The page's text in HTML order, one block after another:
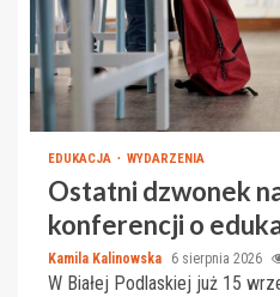
EDUKACJA WYDARZENIA
Ostatni dzwonek
konferencji o
Kamila Kalinowska 6 sierpnia 2026
W Białej Podlaskiej już 15